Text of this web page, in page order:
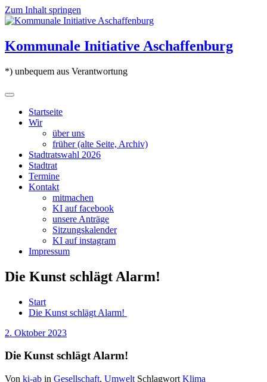
Zum Inhalt springen
Kommunale Initiative Aschaffenburg
*) unbequem aus Verantwortung
Startseite
Wir
über uns
früher (alte Seite, Archiv)
Stadtratswahl 2026
Stadtrat
Termine
Kontakt
mitmachen
KI auf facebook
unsere Anträge
Sitzungskalender
KI auf instagram
Impressum
Die Kunst schlägt Alarm!
Start
Die Kunst schlägt Alarm!
2. Oktober 2023
Die Kunst schlägt Alarm!
Von ki-ab in Gesellschaft, Umwelt Schlagwort Klima